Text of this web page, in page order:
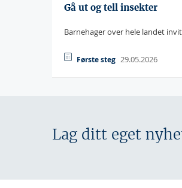
Gå ut og tell insekter
Barnehager over hele landet
Første steg 29.05.2026
Lag ditt eget